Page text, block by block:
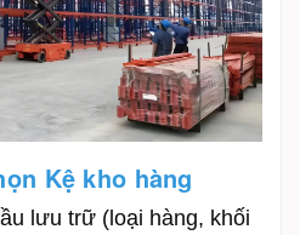
Kệ kho hàng
lưu trữ (loại hàng, khối